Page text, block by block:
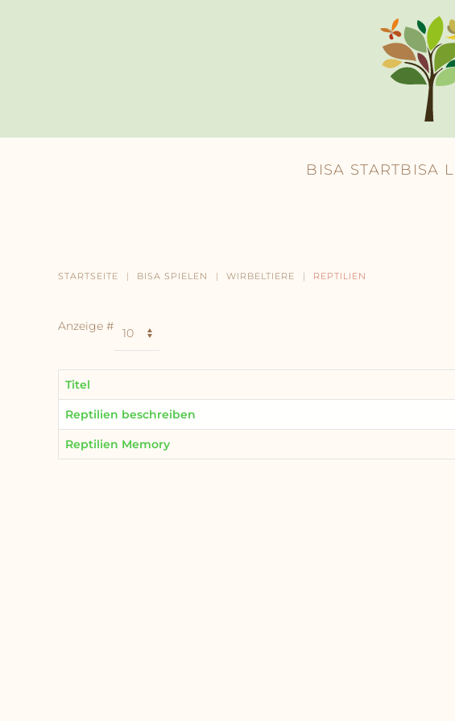
BISA STARTBISA
STARTSEITE BISA SPIELEN WIRBELTIERE REPTILIEN
Anzeige #
Titel
Reptilien beschreiben
Reptilien Memory